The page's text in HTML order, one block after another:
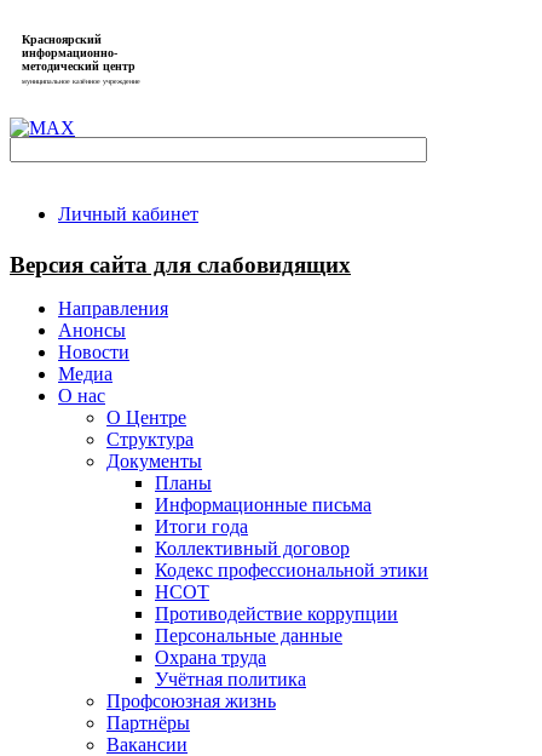
Красноярский
информационно-
методический центр
муниципальное казённое учреждение
Личный кабинет
Версия сайта для слабовидящих
Направления
Анонсы
Новости
Медиа
О нас
О Центре
Структура
Документы
Планы
Информационные письма
Итоги года
Коллективный договор
Кодекс профессиональной этики
НСОТ
Противодействие коррупции
Персональные данные
Охрана труда
Учётная политика
Профсоюзная жизнь
Партнёры
Вакансии